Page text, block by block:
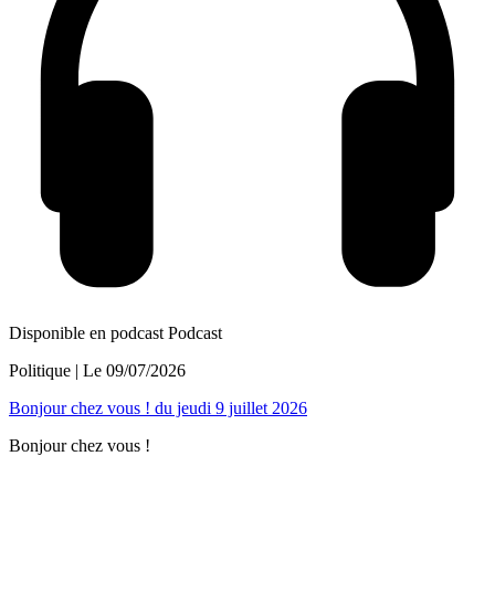
Disponible en podcast Podcast
Politique | Le 09/07/2026
Bonjour chez vous ! du jeudi 9 juillet 2026
Bonjour chez vous !